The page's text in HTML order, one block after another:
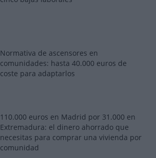
Normativa de ascensores en
comunidades: hasta 40.000 euros de
coste para adaptarlos
110.000 euros en Madrid por 31.000 en
Extremadura: el dinero ahorrado que
necesitas para comprar una vivienda por
comunidad